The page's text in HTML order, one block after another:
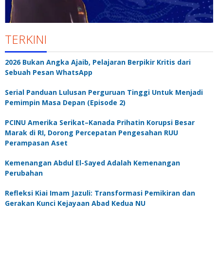
TERKINI
2026 Bukan Angka Ajaib, Pelajaran Berpikir Kritis dari
Sebuah Pesan WhatsApp
Serial Panduan Lulusan Perguruan Tinggi Untuk Menjadi
Pemimpin Masa Depan (Episode 2)
PCINU Amerika Serikat–Kanada Prihatin Korupsi Besar
Marak di RI, Dorong Percepatan Pengesahan RUU
Perampasan Aset
Kemenangan Abdul El-Sayed Adalah Kemenangan
Perubahan
Refleksi Kiai Imam Jazuli: Transformasi Pemikiran dan
Gerakan Kunci Kejayaan Abad Kedua NU